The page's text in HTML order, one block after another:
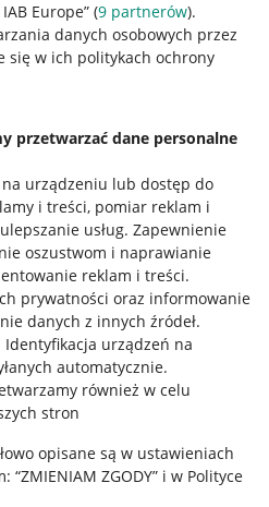
Europe” (9 partnerów).
danych osobowych przez
się w ich politykach ochrony
przetwarzać dane personalne
urządzeniu lub dostęp do
i treści, pomiar reklam i
usług. Zapewnienie
oszustwom i naprawianie
reklam i treści.
prywatności oraz informowanie
danych z innych źródeł.
Identyfikacja urządzeń na
automatycznie.
również w celu
stron
opisane są w ustawieniach
ZGODY” i w Polityce
Cyfrowych